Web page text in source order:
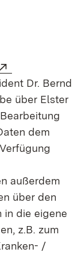
in neuem
Dr. Bernd
über Elster
dem
außerdem
über den
in die eigene
z.B. zum
/